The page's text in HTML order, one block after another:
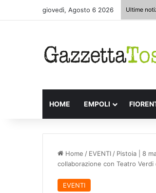
giovedì, Agosto 6 2026 Ultime
HOME EMPOLI
Home / EVENTI / Pistoia | 8
collaborazione con Teatro
EVENTI